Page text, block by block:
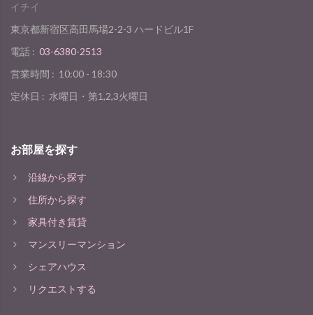
イチイ
東京都新宿区高田馬場2-2-3 ハードビル1F
電話 : 03-6380-2513
営業時間 : 10:00 - 18:30
定休日 : 水曜日・第1,2,3火曜日
お部屋を探す
沿線から探す
住所から探す
家具付き賃貸
マンスリーマンション
シェアハウス
リクエストする